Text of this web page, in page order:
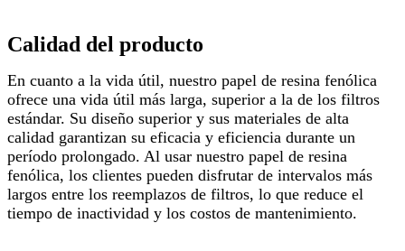
Calidad del producto
En cuanto a la vida útil, nuestro papel de resina fenólica
ofrece una vida útil más larga, superior a la de los filtros
estándar. Su diseño superior y sus materiales de alta
calidad garantizan su eficacia y eficiencia durante un
período prolongado. Al usar nuestro papel de resina
fenólica, los clientes pueden disfrutar de intervalos más
largos entre los reemplazos de filtros, lo que reduce el
tiempo de inactividad y los costos de mantenimiento.